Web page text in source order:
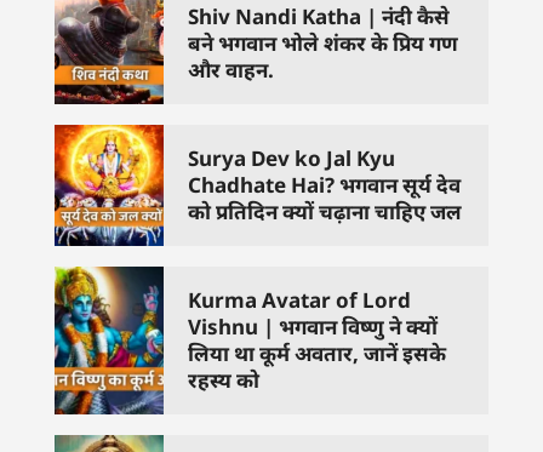
Shiv Nandi Katha | नंदी कैसे
बने भगवान भोले शंकर के प्रिय गण
और वाहन.
Surya Dev ko Jal Kyu
Chadhate Hai? भगवान सूर्य देव
को प्रतिदिन क्यों चढ़ाना चाहिए जल
Kurma Avatar of Lord
Vishnu | भगवान विष्णु ने क्यों
लिया था कूर्म अवतार, जानें इसके
रहस्य को